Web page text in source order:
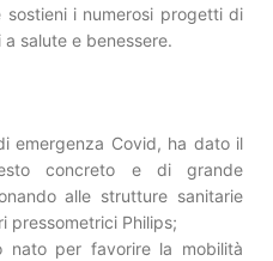
sostieni i numerosi progetti di
salute e benessere.
emergenza Covid, ha dato il
concreto e di grande
alle strutture sanitarie
pressometrici Philips;
nato per favorire la mobilità